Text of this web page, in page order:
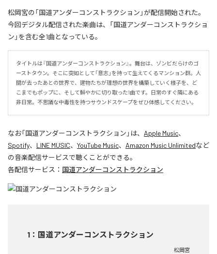
松岡宮の「国道アンダーコンストラクション」が配信開始された。
今回デジタル配信された楽曲は、「国道アンダーコンストラクショ
ン」を含む全1曲となっている。
タイトルは『国道アンダーコンストラクション』。舞台は、ゾンビだらけのゴ
ーストタウン。そこに突如として「意志」を持って生えてくるマンション群。人
間が去ったあとの世界で、建物たちが理想の世界を構築していく様子を、ど
こまでもポップに、そして鮮やかに切り取った1曲です。日常のすぐ隣にある
非日常。不思議な中毒性を持つサウンドスケープをぜひ体感してください。
なお「国道アンダーコンストラクション 」は、 Apple Music、
Spotify、 LINE MUSIC、 YouTube Music、 Amazon Music Unlimitedなど
の音楽配信サービスで聴くことができる。
各配信サービス： 国道アンダーコンストラクション
1 ： 国道アンダーコンストラクション
松岡宮